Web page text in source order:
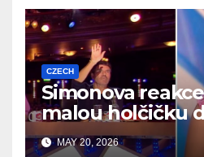
CZECH
Simonova
malou holčičku
internet
MAY 20, 2026